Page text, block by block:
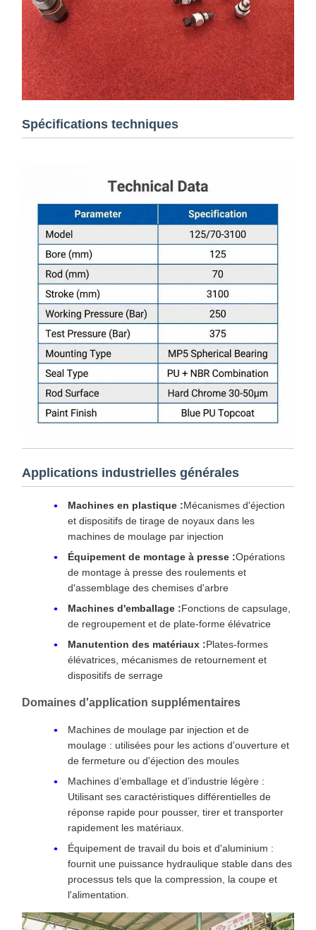
Spécifications techniques
Applications industrielles générales
Machines en plastique :Mécanismes d'éjection
et dispositifs de tirage de noyaux dans les
machines de moulage par injection
Équipement de montage à presse :Opérations
de montage à presse des roulements et
d'assemblage des chemises d'arbre
Machines d'emballage :Fonctions de capsulage,
de regroupement et de plate-forme élévatrice
Manutention des matériaux :Plates-formes
élévatrices, mécanismes de retournement et
dispositifs de serrage
Domaines d'application supplémentaires
Machines de moulage par injection et de
moulage : utilisées pour les actions d'ouverture et
de fermeture ou d'éjection des moules
Machines d’emballage et d’industrie légère :
Utilisant ses caractéristiques différentielles de
réponse rapide pour pousser, tirer et transporter
rapidement les matériaux.
Équipement de travail du bois et d'aluminium :
fournit une puissance hydraulique stable dans des
processus tels que la compression, la coupe et
l'alimentation.